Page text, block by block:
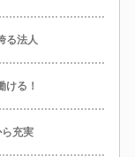
る法人
ける！
充実